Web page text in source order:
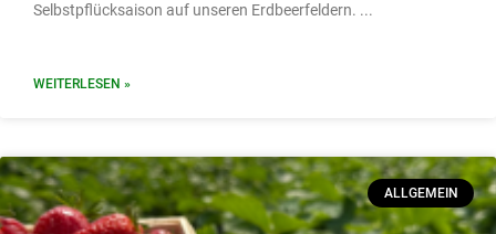
Selbstpflücksaison auf unseren Erdbeerfeldern.
WEITERLESEN »
ALLGEMEIN